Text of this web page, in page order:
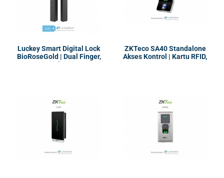
Luckey Smart Digital Lock
BioRoseGold | Dual Finger,
Pin
ZKTeco SA40 Standalone
Akses Kontrol | Kartu RFID,